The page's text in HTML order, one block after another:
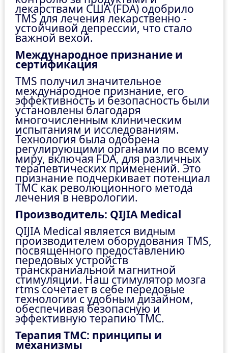
лекарствами США (FDA) одобрило
TMS для лечения лекарственно -
устойчивой депрессии, что стало
важной вехой.
Международное признание и
сертификация
TMS получил значительное
международное признание, его
эффективность и безопасность были
установлены благодаря
многочисленным клиническим
испытаниям и исследованиям.
Технология была одобрена
регулирующими органами по всему
миру, включая FDA, для различных
терапевтических применений. Это
признание подчеркивает потенциал
ТМС как революционного метода
лечения в неврологии.
Производитель: QIJIA Medical
QIJIA Medical является видным
производителем оборудования TMS,
посвященного предоставлению
передовых устройств
транскраниальной магнитной
стимуляции. Наш стимулятор мозга
rtms сочетает в себе передовые
технологии с удобным дизайном,
обеспечивая безопасную и
эффективную терапию ТМС.
Терапия ТМС: принципы и
механизмы